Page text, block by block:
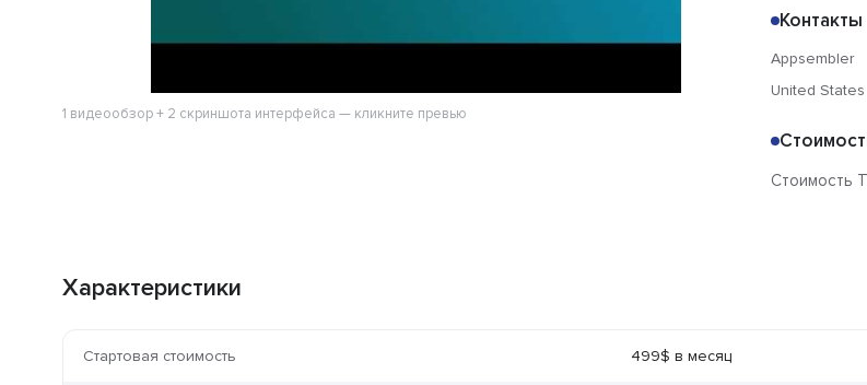
1 видеообзор + 2 скриншота интерфейса — кликните превью
Контакты
Appsembler
United States
Стоимость
Характеристики
Стартовая стоимость 499$ в месяц